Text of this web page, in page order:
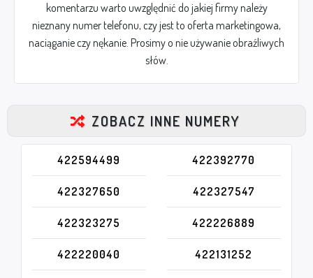
komentarzu warto uwzględnić do jakiej firmy należy
nieznany numer telefonu, czy jest to oferta marketingowa,
naciąganie czy nękanie. Prosimy o nie używanie obraźliwych
słów.
ZOBACZ INNE NUMERY
422594499 422392770
422327650 422327547
422323275 422226889
422220040 422131252